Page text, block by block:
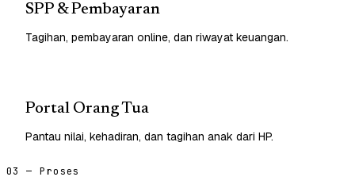
SPP & Pembayaran
Tagihan, pembayaran online, dan riwayat keuangan.
Portal Orang Tua
Pantau nilai, kehadiran, dan tagihan anak dari HP.
03 — Proses